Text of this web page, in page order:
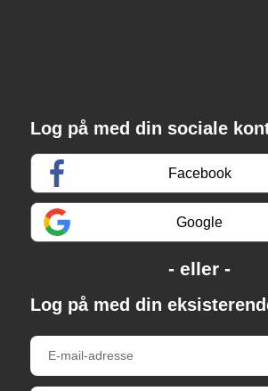
Log på med din sociale
Facebook
Google
Log på med din